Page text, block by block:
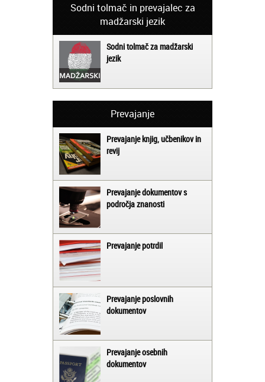
Sodni tolmač in prevajalec za
madžarski jezik
Sodni tolmač za madžarski
jezik
Prevajanje
Prevajanje knjig, učbenikov in
revij
Prevajanje dokumentov s
področja znanosti
Prevajanje potrdil
Prevajanje poslovnih
dokumentov
Prevajanje osebnih
dokumentov